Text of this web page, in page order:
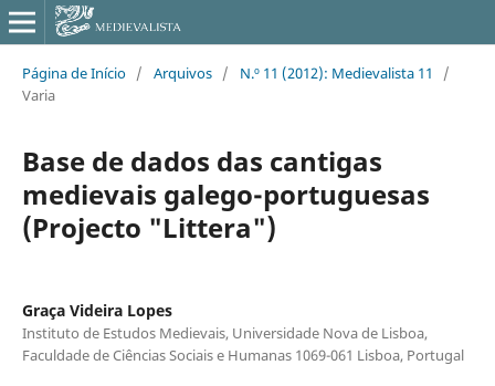
Página de Início / Arquivos / N.º 11 (2012): Medievalista 11
/
Varia
Base de dados das cantigas
medievais galego-portuguesas
(Projecto "Littera")
Graça Videira Lopes
Instituto de Estudos Medievais, Universidade Nova de Lisboa,
Faculdade de Ciências Sociais e Humanas 1069-061 Lisboa, Portugal